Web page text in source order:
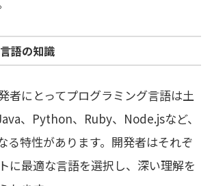
語の知識
者にとってプログラミング言語は土
、Python、Ruby、Node.jsなど、
る特性があります。開発者はそれぞ
に最適な言語を選択し、深い理解を